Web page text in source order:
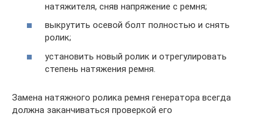
натяжителя, сняв напряжение с ремня;
выкрутить осевой болт полностью и снять
ролик;
установить новый ролик и отрегулировать
степень натяжения ремня.
Замена натяжного ролика ремня генератора всегда
должна заканчиваться проверкой его